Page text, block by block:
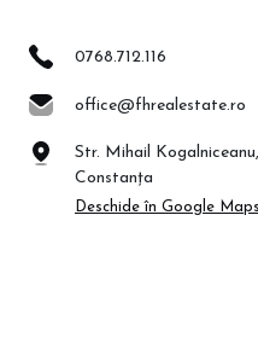
0768.712.116
office@fhrealestate.ro
Str. Mihail
Constanța
Deschide în Google Maps